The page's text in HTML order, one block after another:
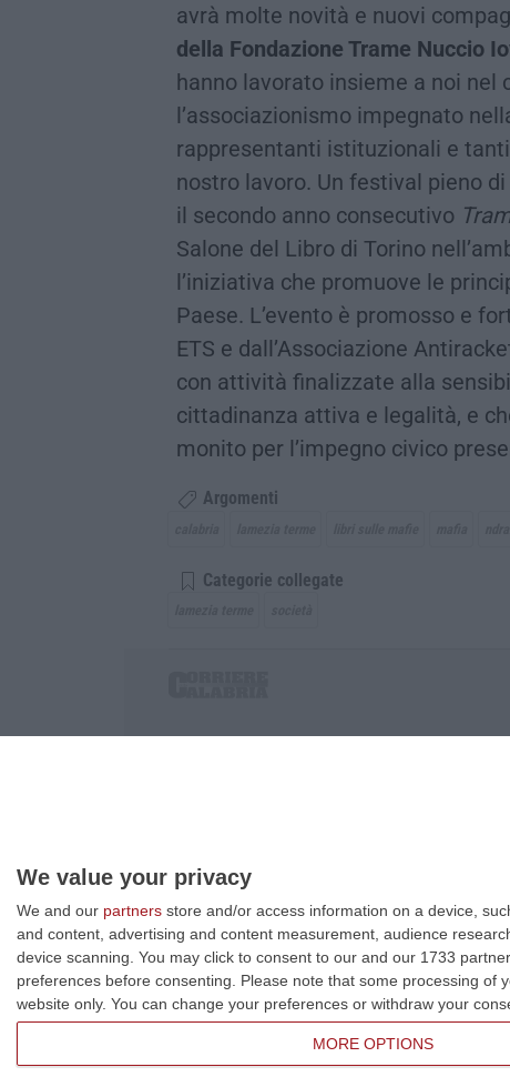
We value your privacy
We and our partners store and/or access information on a device,
and content, advertising and content measurement, audience
device scanning. You may click to consent to our and our 1733
preferences before consenting.
Please note that some processing of
website only. You can change your preferences or withdraw your
MORE OPTIONS
avrà molte novità e nuovi
della Fondazione Trame Nuccio
hanno lavorato insieme a noi nel
l’associazionismo impegnato
rappresentanti istituzionali e
nostro lavoro. Un festival pieno
il secondo anno consecutivo
Salone del Libro di Torino
l’iniziativa che promuove le
Paese. L’evento è promosso e
ETS e dall’Associazione
con attività finalizzate alla
cittadinanza attiva e legalità, e
monito per l’impegno civico
Argomenti
Categorie collegate
P.IVA. 03199620794, Via del mare 6/G,
Iscrizione tribunale di Lamezia Terme 5/2011 -